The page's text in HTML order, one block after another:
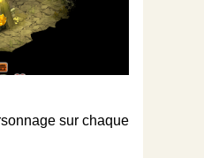
sur chaque